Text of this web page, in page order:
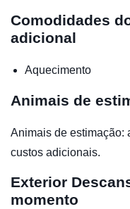
Comodidades
adicional
Aquecimento
Animais de
Animais de estimação:
custos adicionais.
Exterior
momento